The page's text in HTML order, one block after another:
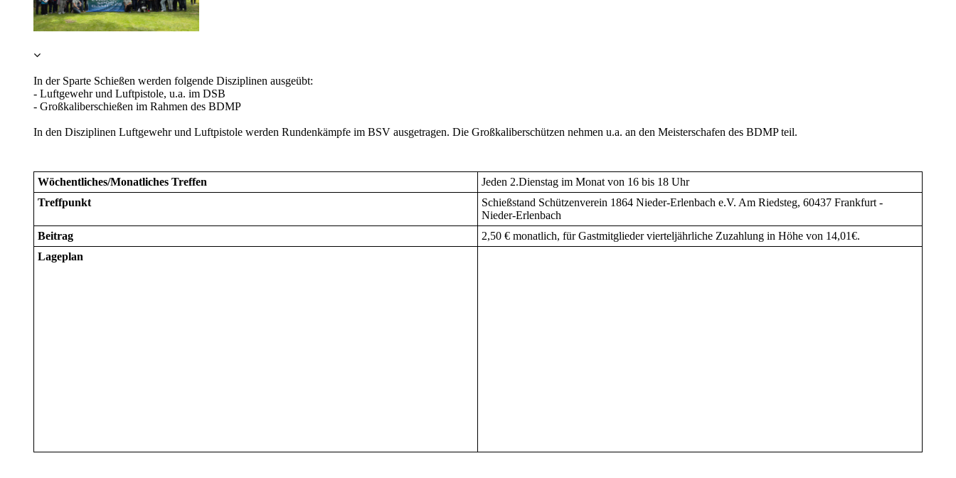
In der Sparte Schießen werden folgende Disziplinen ausgeübt:
- Luftgewehr und Luftpistole, u.a. im DSB
- Großkaliberschießen im Rahmen des BDMP
In den Disziplinen Luftgewehr und Luftpistole werden Rundenkämpfe im BSV ausgetragen. Die Großkaliberschützen nehmen u.a. an den Meisterschafen des BDMP teil.
Wöchentliches/Monatliches Treffen
Jeden 2.Dienstag im Monat von 16 bis 18 Uhr
Treffpunkt
Schießstand Schützenverein 1864 Nieder-Erlenbach e.V. Am Riedsteg, 60437 Frankfurt -
Nieder-Erlenbach
Beitrag
2,50 € monatlich, für Gastmitglieder vierteljährliche Zuzahlung in Höhe von 14,01€.
Lageplan